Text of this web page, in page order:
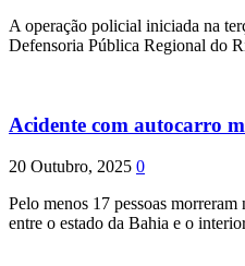
A operação policial iniciada na
Defensoria Pública Regional do
Acidente com autocarro
20 Outubro, 2025 0
Pelo menos 17 pessoas
entre o estado da Bahia e o